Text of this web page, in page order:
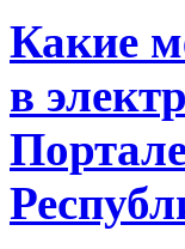
Какие
в